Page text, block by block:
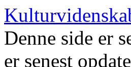
Denne side er
er senest